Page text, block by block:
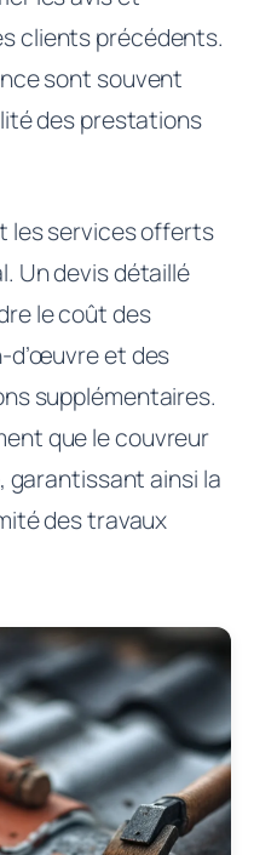
clients précédents.
sont souvent
des prestations
les services offerts
Un devis détaillé
le coût des
d’œuvre et des
supplémentaires.
que le couvreur
ainsi la
des travaux